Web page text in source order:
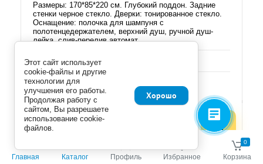
Размеры: 170*85*220 см. Глубокий поддон. Задние
стенки черное стекло. Дверки: тонированное стекло.
Оснащение: полочка для шампуня с
полотенцедержателем, верхний душ, ручной душ-
лейка, слив-перелив автомат
Добавить к сравнению
Количество:
72 270.00руб.
66 488.40
Главная Каталог Профиль Избранное
0
Корзина
Этот сайт использует
cookie-файлы и другие
технологии для
улучшения его работы.
Продолжая работу с
сайтом, Вы разрешаете
использование cookie-
файлов.
Хорошо